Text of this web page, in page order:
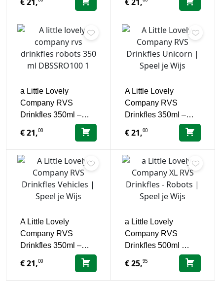
a Little Lovely
Company RVS
Drinkfles 350ml –…
€21,00
A Little Lovely
Company RVS
Drinkfles 350ml –…
€21,00
A Little Lovely
Company RVS
Drinkfles 350ml –…
€21,00
a Little Lovely
Company RVS
Drinkfles 500ml …
€25,95